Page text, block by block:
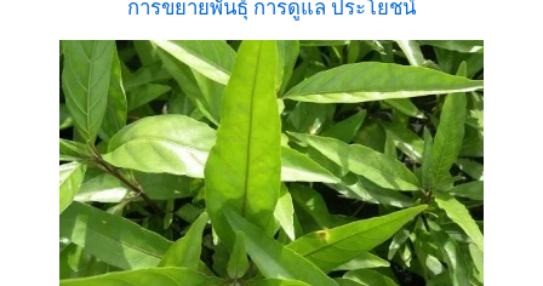
การขยายพันธุ์ การดูแล ประโยชน์